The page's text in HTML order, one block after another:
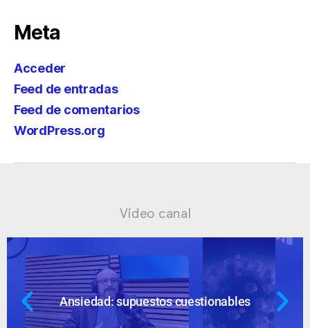
Meta
Acceder
Feed de entradas
Feed de comentarios
WordPress.org
Vídeo canal
Ansiedad: supuestos cuestionables